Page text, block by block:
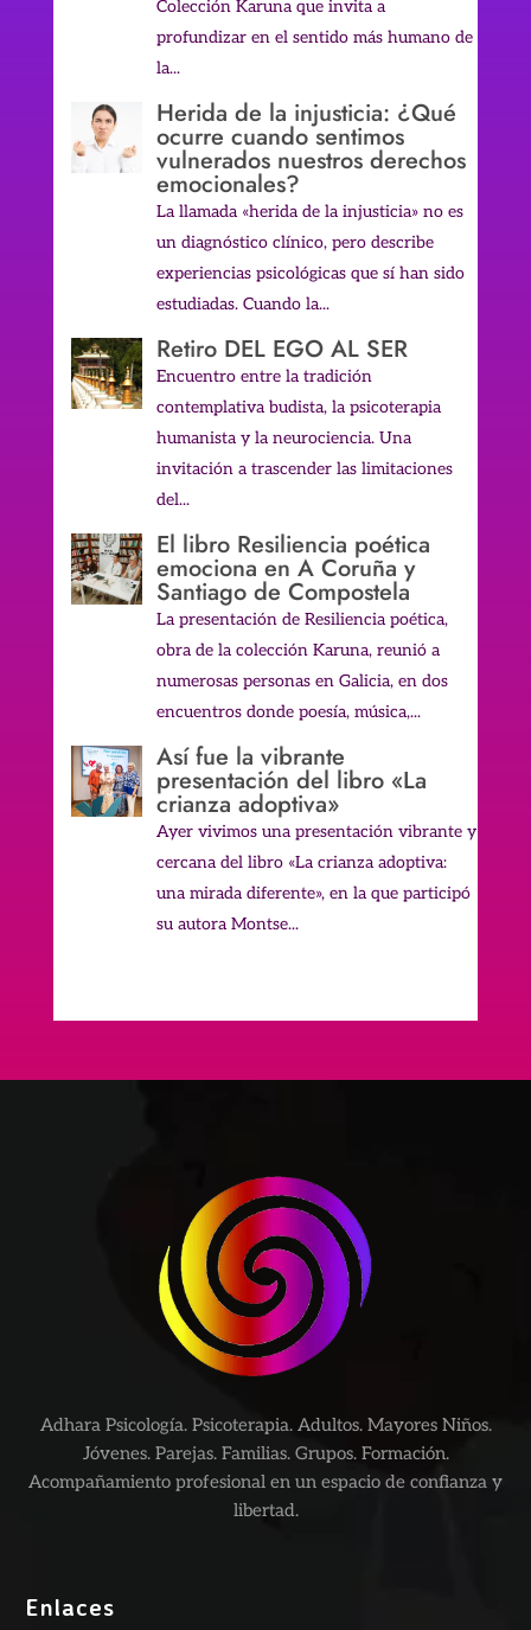
Colección Karuna que invita a
profundizar en el sentido más humano de
la...
Herida de la injusticia: ¿Qué
ocurre cuando sentimos
vulnerados nuestros derechos
emocionales?
La llamada «herida de la injusticia» no es
un diagnóstico clínico, pero describe
experiencias psicológicas que sí han sido
estudiadas. Cuando la...
Retiro DEL EGO AL SER
Encuentro entre la tradición
contemplativa budista, la psicoterapia
humanista y la neurociencia. Una
invitación a trascender las limitaciones
del...
El libro Resiliencia poética
emociona en A Coruña y
Santiago de Compostela
La presentación de Resiliencia poética,
obra de la colección Karuna, reunió a
numerosas personas en Galicia, en dos
encuentros donde poesía, música,...
Así fue la vibrante
presentación del libro «La
crianza adoptiva»
Ayer vivimos una presentación vibrante y
cercana del libro «La crianza adoptiva:
una mirada diferente», en la que participó
su autora Montse...
Adhara Psicología. Psicoterapia. Adultos. Mayores Niños.
Jóvenes. Parejas. Familias. Grupos. Formación.
Acompañamiento profesional en un espacio de confianza y
libertad.
Enlaces